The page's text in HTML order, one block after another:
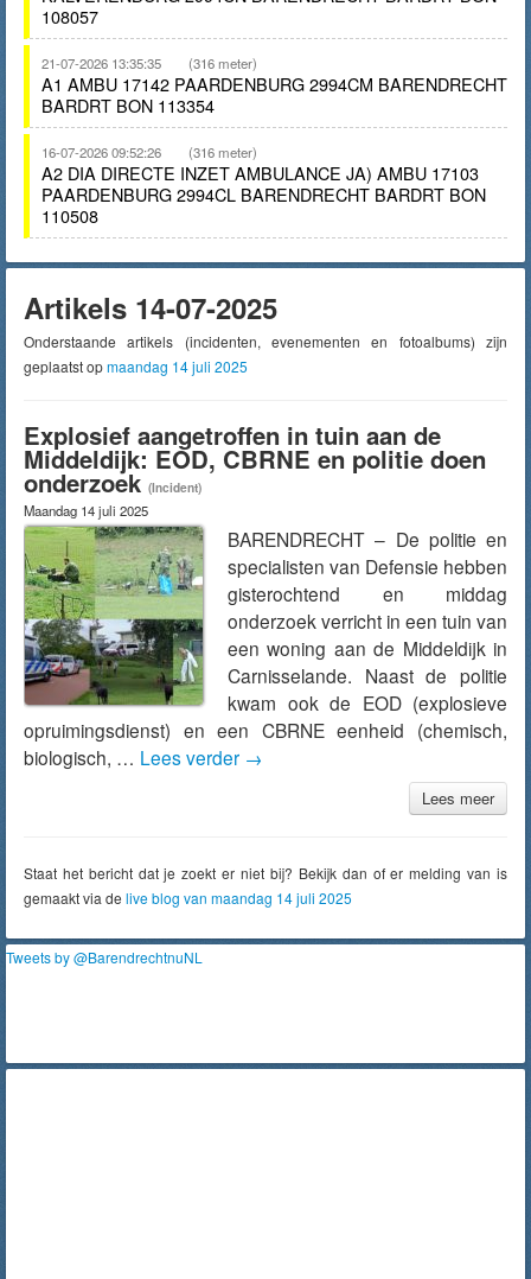
108057
21-07-2026 13:35:35 (316 meter)
A1 AMBU 17142 PAARDENBURG 2994CM BARENDRECHT
BARDRT BON 113354
16-07-2026 09:52:26 (316 meter)
A2 DIA DIRECTE INZET AMBULANCE JA) AMBU 17103
PAARDENBURG 2994CL BARENDRECHT BARDRT BON
110508
Artikels 14-07-2025
Onderstaande artikels (incidenten, evenementen en fotoalbums) zijn
geplaatst opmaandag 14 juli 2025
Explosief aangetroffen in tuin aan de
Middeldijk: EOD, CBRNE en politie doen
onderzoek (Incident)
Maandag 14 juli 2025
BARENDRECHT – De politie en
specialisten van Defensie hebben
gisterochtend en middag
onderzoek verricht in een tuin van
een woning aan de Middeldijk in
Carnisselande. Naast de politie
kwam ook de EOD (explosieve
opruimingsdienst) en een CBRNE eenheid (chemisch,
biologisch, … Lees verder →
Lees meer
Staat het bericht dat je zoekt er niet bij? Bekijk dan of er melding van is
gemaakt via de live blog van maandag 14 juli 2025
Tweets by @BarendrechtnuNL